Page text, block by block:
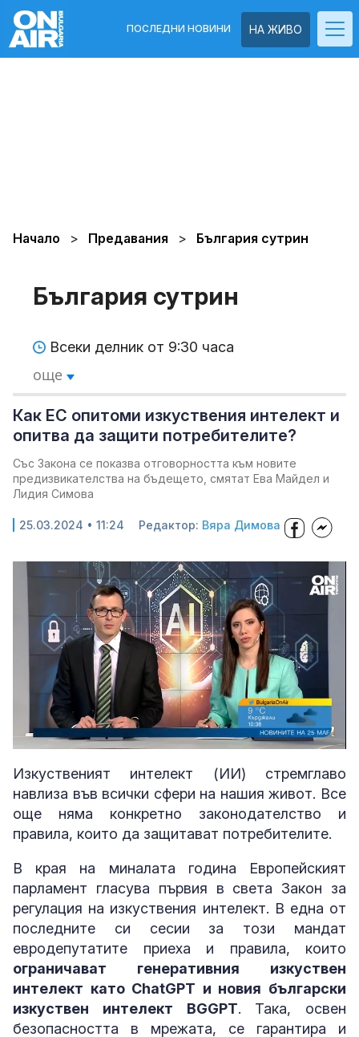
НА ЖИВО
ПОСЛЕДНИ НОВИНИ
Начало Предавания България сутрин
България сутрин
Всеки делник от 9:30 часа
още
Как ЕС опитоми изкуствения интелект и
опитва да защити потребителите?
Със Закона се показва отговорността към новите
предизвикателства на бъдещето, смятат Ева Майдел и
Лидия Симова
25.03.2024 • 11:24 Редактор: Вяра Димова
Unmute Loaded:
Изкуственият интелект (ИИ) стремглаво
навлиза във всички сфери на нашия живот. Все
още няма конкретно законодателство и
правила, които да защитават потребителите.
В края на миналата година Европейският
парламент гласува първия в света Закон за
регулация на изкуствения интелект. В една от
последните си сесии за този мандат
евродепутатите приеха и правила, които
ограничават генеративния изкуствен
интелект като ChatGPT и новия български
изкуствен интелект BGGPT. Така, освен
безопасността в мрежата, се гарантира и